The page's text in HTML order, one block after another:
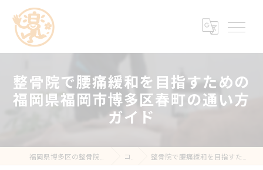
整骨院で腰痛緩和を目指すための
福岡県福岡市博多区春町の通い方
ガイド
コラム 整骨院で腰痛緩和を目指すための福岡県福岡市博多区春町の通い方ガイド